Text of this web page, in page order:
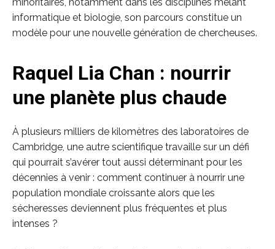
minoritaires, notamment dans les disciplines mêlant
informatique et biologie, son parcours constitue un
modèle pour une nouvelle génération de chercheuses.
Raquel Lia Chan : nourrir
une planète plus chaude
À plusieurs milliers de kilomètres des laboratoires de
Cambridge, une autre scientifique travaille sur un défi
qui pourrait s’avérer tout aussi déterminant pour les
décennies à venir : comment continuer à nourrir une
population mondiale croissante alors que les
sécheresses deviennent plus fréquentes et plus
intenses ?